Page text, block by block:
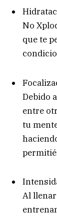
No
que te
Debido
entre
tu
Al